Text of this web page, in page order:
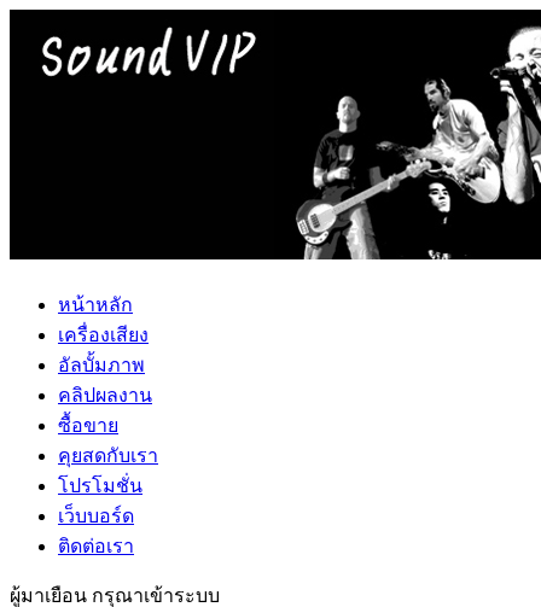
หน้าหลัก
เครื่องเสียง
อัลบั้มภาพ
คลิปผลงาน
ซื้อขาย
คุยสดกับเรา
โปรโมชั่น
เว็บบอร์ด
ติดต่อเรา
ผู้มาเยือน กรุณาเข้าระบบ